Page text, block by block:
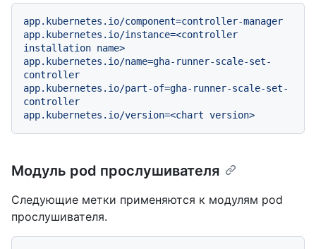
app.kubernetes.io/component=controller-manager
app.kubernetes.io/instance=<controller
installation name>
app.kubernetes.io/name=gha-runner-scale-set-
controller
app.kubernetes.io/part-of=gha-runner-scale-set-
controller
app.kubernetes.io/version=<chart version>
Модуль pod прослушивателя
Следующие метки применяются к модулям pod
прослушивателя.